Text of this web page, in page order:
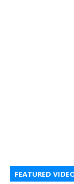
FEATURED